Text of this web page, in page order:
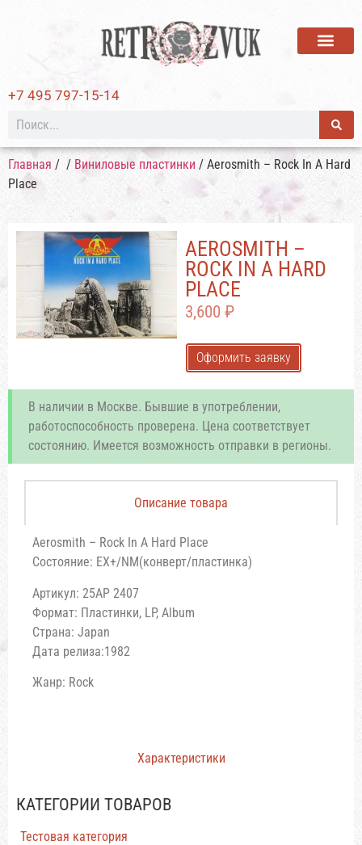
+7 495 797-15-14
Главная / / Виниловые пластинки / Aerosmith – Rock In A Hard
Place
КАТЕГОРИИ ТОВАРОВ
Тестовая категория
AEROSMITH –
ROCK IN A HARD
PLACE
3,600 ₽
Оформить заявку
В наличии в Москве. Бывшие в употреблении,
работоспособность проверена. Цена соответствует
состоянию. Имеется возможность отправки в регионы.
Описание товара
Характеристики
Aerosmith – Rock In A Hard Place
Состояние: EX+/NM(конверт/пластинка)
Артикул: 25AP 2407
Формат: Пластинки, LP, Album
Страна: Japan
Дата релиза:1982
Жанр: Rock